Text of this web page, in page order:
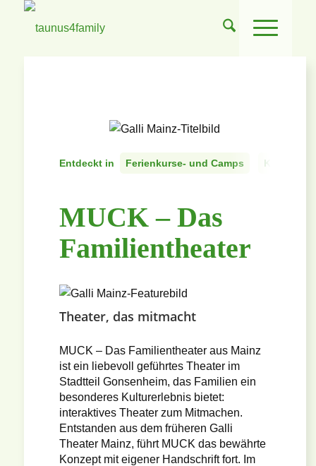
Entdeckt in Ferienkurse- und Camps
MUCK – Das
Familientheater
Theater, das mitmacht
MUCK – Das Familientheater aus Mainz
ist ein liebevoll geführtes Theater im
Stadtteil Gonsenheim, das Familien ein
besonderes Kulturerlebnis bietet:
interaktives Theater zum Mitmachen.
Entstanden aus dem früheren Galli
Theater Mainz, führt MUCK das bewährte
Konzept mit eigener Handschrift fort. Im